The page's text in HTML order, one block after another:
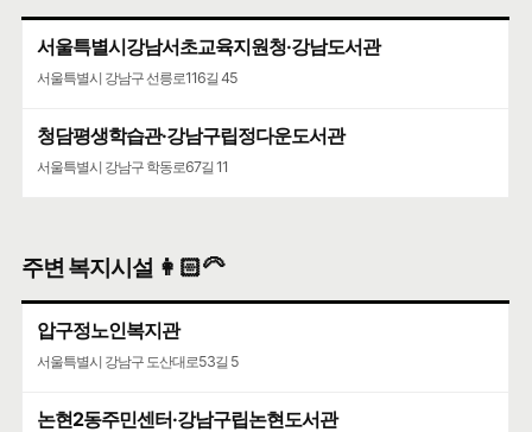
서울특별시강남서초교육지원청·강남도서관
서울특별시 강남구 선릉로116길 45
청담평생학습관·강남구립정다운도서관
서울특별시 강남구 학동로67길 11
주변 복지시설 👩🏻‍🦳
압구정노인복지관
서울특별시 강남구 도산대로53길 5
논현2동주민센터·강남구립논현도서관